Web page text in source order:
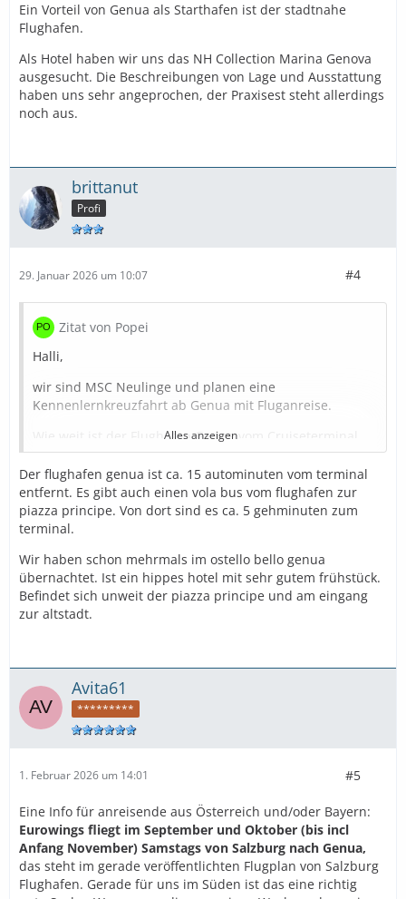
Ein Vorteil von Genua als Starthafen ist der stadtnahe
Flughafen.
Als Hotel haben wir uns das NH Collection Marina Genova
ausgesucht. Die Beschreibungen von Lage und Ausstattung
haben uns sehr angeprochen, der Praxisest steht allerdings
noch aus.
brittanut
Profi
29. Januar 2026 um 10:07 #4
Zitat von Popei
Halli,
wir sind MSC Neulinge und planen eine
Kennenlernkreuzfahrt ab Genua mit Fluganreise.
Wie weit ist der Flughafen Genua vom Cruiseterminal
entfernt?
Habt ihr eine Hotelempfehlung in Genua für eine
eventuelle Vorübernachtung?
Dabke im Vorraus.
VG
Alles anzeigen
Der flughafen genua ist ca. 15 autominuten vom terminal
entfernt. Es gibt auch einen vola bus vom flughafen zur
piazza principe. Von dort sind es ca. 5 gehminuten zum
terminal.
Wir haben schon mehrmals im ostello bello genua
übernachtet. Ist ein hippes hotel mit sehr gutem frühstück.
Befindet sich unweit der piazza principe und am eingang
zur altstadt.
Avita61
*********
1. Februar 2026 um 14:01 #5
Eine Info für anreisende aus Österreich und/oder Bayern:
Eurowings fliegt im September und Oktober (bis incl
Anfang November) Samstags von Salzburg nach Genua,
das steht im gerade veröffentlichten Flugplan von Salzburg
Flughafen. Gerade für uns im Süden ist das eine richtig